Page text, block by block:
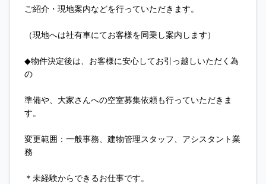
ご紹介・現地案内などを行っていただきます。
（現地へは社有車にてお客様を同乗し案内します）
◆物件決定後は、お客様に安心してお引っ越しいただく為
の
準備や、大家さんへの空室募集依頼も行っていただきま
す。
変更範囲：一般事務、建物管理スタッフ、アシスタント業
務
＊未経験からできるお仕事です。